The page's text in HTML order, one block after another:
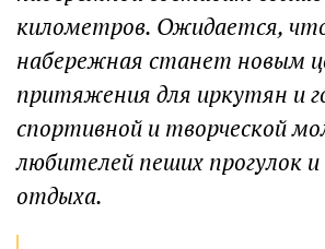
километров. Ожидается,
набережная станет новым
притяжения для иркутян и
спортивной и творческой
любителей пеших прогулок
отдыха.